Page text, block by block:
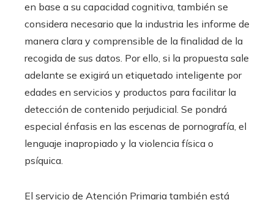
en base a su capacidad cognitiva, también se
considera necesario que la industria les informe de
manera clara y comprensible de la finalidad de la
recogida de sus datos. Por ello, si la propuesta sale
adelante se exigirá un etiquetado inteligente por
edades en servicios y productos para facilitar la
detección de contenido perjudicial. Se pondrá
especial énfasis en las escenas de pornografía, el
lenguaje inapropiado y la violencia física o
psíquica.
El servicio de Atención Primaria también está